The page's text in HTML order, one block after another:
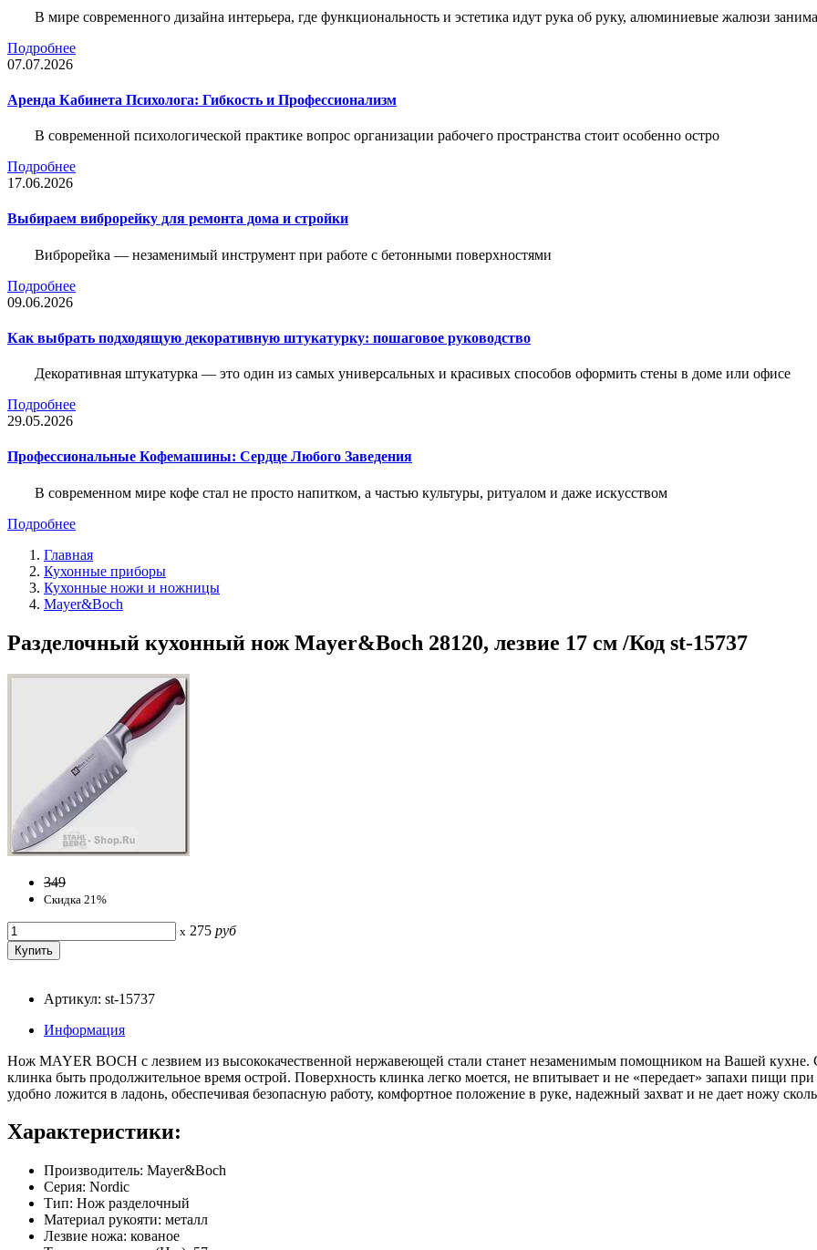
В мире современного дизайна интерьера, где функциональность и эстетика идут рука об руку, алюминиевые жалюзи
Подробнее
07.07.2026
Аренда Кабинета Психолога: Гибкость и Профессионализм
В современной психологической практике вопрос организации рабочего пространства стоит особенно остро
Подробнее
17.06.2026
Выбираем виброрейку для ремонта дома и стройки
Виброрейка — незаменимый инструмент при работе с бетонными поверхностями
Подробнее
09.06.2026
Как выбрать подходящую декоративную штукатурку: пошаговое руководство
Декоративная штукатурка — это один из самых универсальных и красивых способов оформить стены в доме или офисе
Подробнее
29.05.2026
Профессиональные Кофемашины: Сердце Любого Заведения
В современном мире кофе стал не просто напитком, а частью культуры, ритуалом и даже искусством
Подробнее
Главная
Кухонные приборы
Кухонные ножи и ножницы
Mayer&Boch
Разделочный кухонный нож Mayer&Boch 28120, лезвие 17 см /Код st-15737
349
Скидка 21%
x 275 руб
Артикул: st-15737
Информация
Нож MAYER BOCH с лезвием из высококачественной нержавеющей стали станет незаменимым помощником на Вашей кухне.
клинка быть продолжительное время острой. Поверхность клинка легко моется, не впитывает и не «передает» запахи пищи
удобно ложится в ладонь, обеспечивая безопасную работу, комфортное положение в руке, надежный захват и не дает ножу
Характеристики:
Производитель: Mayer&Boch
Серия: Nordic
Тип: Нож разделочный
Материал рукояти: металл
Лезвие ножа: кованое